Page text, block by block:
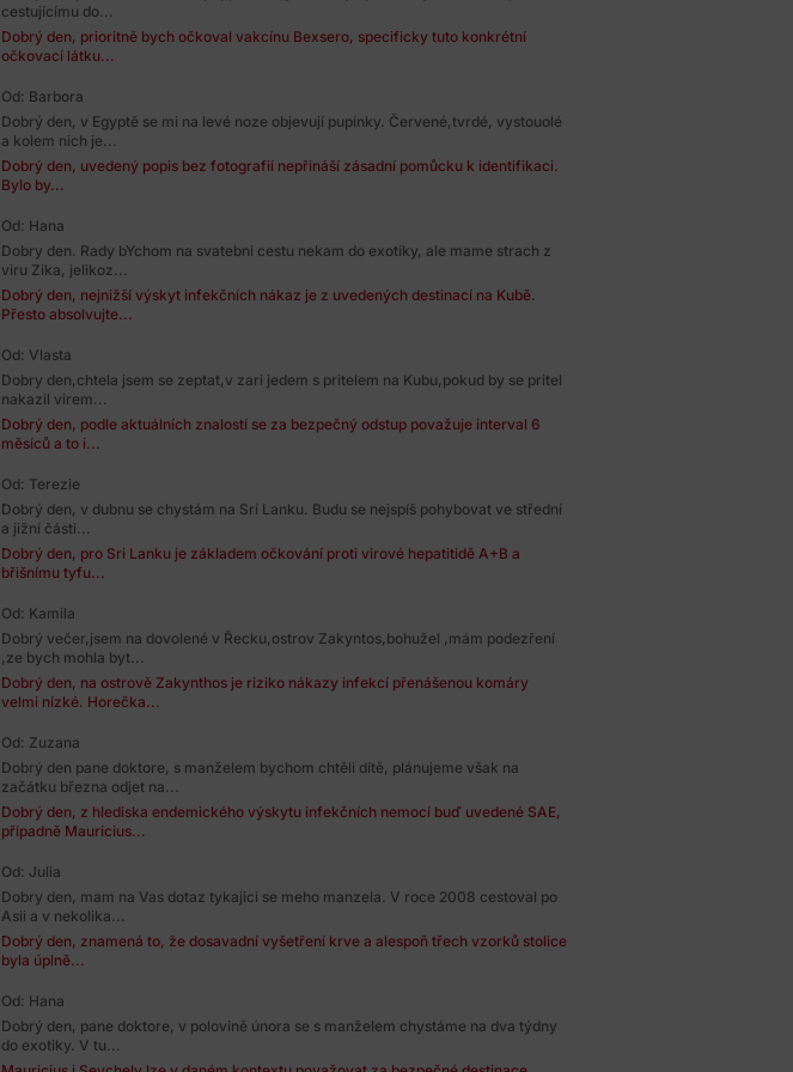
cestujícímu do...
Dobrý den, prioritně bych očkoval vakcínu Bexsero, specificky tuto konkrétní
očkovací látku...
Od: Barbora
Dobrý den, v Egyptě se mi na levé noze objevují pupínky. Červené,tvrdé, vystouolé
a kolem nich je...
Dobrý den, uvedený popis bez fotografií nepřináší zásadní pomůcku k identifikaci.
Bylo by...
Od: Hana
Dobry den. Rady bYchom na svatebni cestu nekam do exotiky, ale mame strach z
viru Zika, jelikoz...
Dobrý den, nejnižší výskyt infekčních nákaz je z uvedených destinací na Kubě.
Přesto absolvujte...
Od: Vlasta
Dobry den,chtela jsem se zeptat,v zari jedem s pritelem na Kubu,pokud by se pritel
nakazil virem...
Dobrý den, podle aktuálních znalostí se za bezpečný odstup považuje interval 6
měsíců a to i...
Od: Terezie
Dobrý den, v dubnu se chystám na Srí Lanku. Budu se nejspíš pohybovat ve střední
a jižní části...
Dobrý den, pro Sri Lanku je základem očkování proti virové hepatitidě A+B a
břišnímu tyfu...
Od: Kamila
Dobrý večer,jsem na dovolené v Řecku,ostrov Zakyntos,bohužel ,mám podezření
,ze bych mohla byt...
Dobrý den, na ostrově Zakynthos je riziko nákazy infekcí přenášenou komáry
velmi nízké. Horečka...
Od: Zuzana
Dobrý den pane doktore, s manželem bychom chtěli dítě, plánujeme však na
začátku března odjet na...
Dobrý den, z hlediska endemického výskytu infekčních nemocí buď uvedené SAE,
případně Mauricius...
Od: Julia
Dobry den, mam na Vas dotaz tykajici se meho manzela. V roce 2008 cestoval po
Asii a v nekolika...
Dobrý den, znamená to, že dosavadní vyšetření krve a alespoň třech vzorků stolice
byla úplně...
Od: Hana
Dobrý den, pane doktore, v polovině února se s manželem chystáme na dva týdny
do exotiky. V tu...